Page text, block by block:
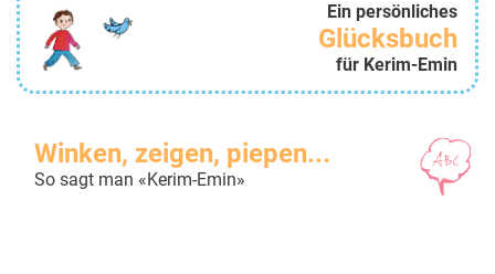
Ein persönliches
Glücksbuch
für Kerim-Emin
Winken, zeigen, piepen...
So sagt man «Kerim-Emin»